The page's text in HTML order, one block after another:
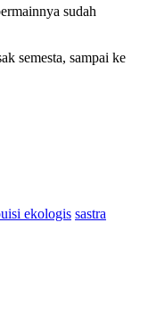
sudah
semesta, sampai ke
ekologis sastra